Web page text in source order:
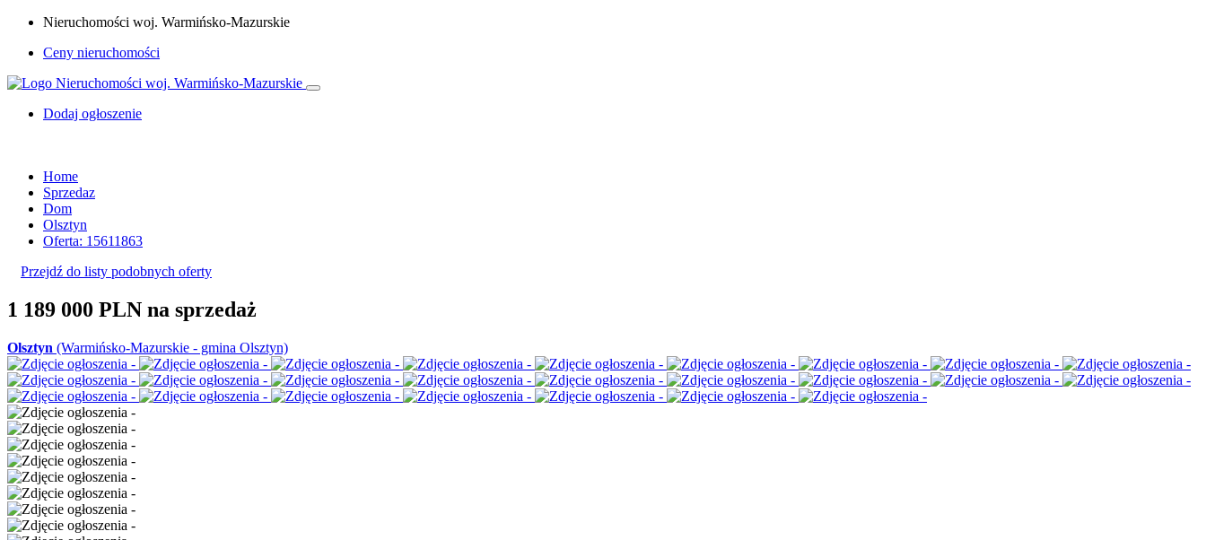
Nieruchomości woj. Warmińsko-Mazurskie
Ceny nieruchomości
Dodaj ogłoszenie
Home
Sprzedaz
Dom
Olsztyn
Oferta: 15611863
Przejdź do listy podobnych oferty
1 189 000 PLN na sprzedaż
Olsztyn (Warmińsko-Mazurskie - gmina Olsztyn)